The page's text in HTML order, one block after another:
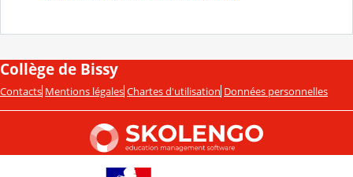
Collège de Bissy
Contacts Mentions légales Chartes d'utilisation Données personnelles